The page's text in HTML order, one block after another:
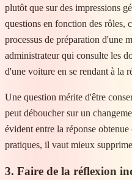
plutôt que sur des impressions
questions en fonction des rôles,
processus de préparation d'une
administrateur qui consulte les
d'une voiture en se rendant à la
Une question mérite d'être
peut déboucher sur un
évident entre la réponse
pratiques, il vaut mieux
3. Faire de la réflexion